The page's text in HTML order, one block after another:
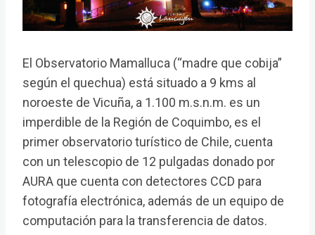
El Observatorio Mamalluca (“madre que cobija”
según el quechua) está situado a 9 kms al
noroeste de Vicuña, a 1.100 m.s.n.m. es un
imperdible de la Región de Coquimbo, es el
primer observatorio turístico de Chile, cuenta
con un telescopio de 12 pulgadas donado por
AURA que cuenta con detectores CCD para
fotografía electrónica, además de un equipo de
computación para la transferencia de datos.